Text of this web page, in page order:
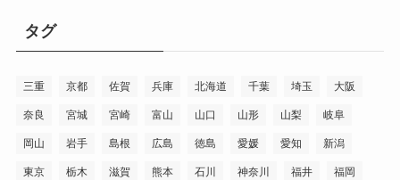
タグ
三重 京都 佐賀 兵庫 北海道 千葉 埼玉 大阪
奈良 宮城 宮崎 富山 山口 山形 山梨 岐阜
岡山 岩手 島根 広島 徳島 愛媛 愛知 新潟
東京 栃木 滋賀 熊本 石川 神奈川 福井 福岡